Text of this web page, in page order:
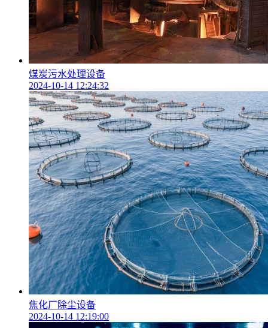
煤炭污水处理设备
2024-10-14 12:24:32
焦化厂除尘设备
2024-10-14 12:19:00